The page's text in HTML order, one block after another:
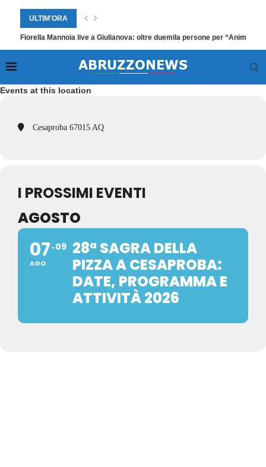
ULTIM'ORA
Fiorella Mannoia live a Giulianova: oltre duemila persone per “Anime
Events at this location
Cesaproba 67015 AQ
I PROSSIMI EVENTI
AGOSTO
07
AGO
09 28ª SAGRA DELLA
PIZZA A CESAPROBA:
DATE, PROGRAMMA E
ATTIVITÀ 2026